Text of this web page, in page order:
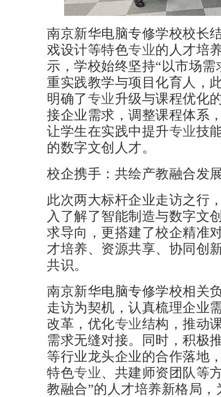
南京新华电脑专修学校校长
戏设计等特色专业的人才培
示，学校始终坚持“以市场
重实践教学与项目化育人，
明确了专业升级与课程优化
接企业需求，调整课程体系
让学生在实践中提升专业技
的数字文创人才。
校企携手：共绘产教融合发
此次两大标杆企业走访之行
入了解了智能制造与数字文
求导向，更搭建了校企精准
才培养、资源共享、协同创
共识。
南京新华电脑专修学校相关
走访为契机，认真梳理企业
改革，优化专业结构，推动
需求无缝对接。同时，积极
等行业龙头企业的合作落地
特色专业、共建师资团队等
教融合”的人才培养新格局